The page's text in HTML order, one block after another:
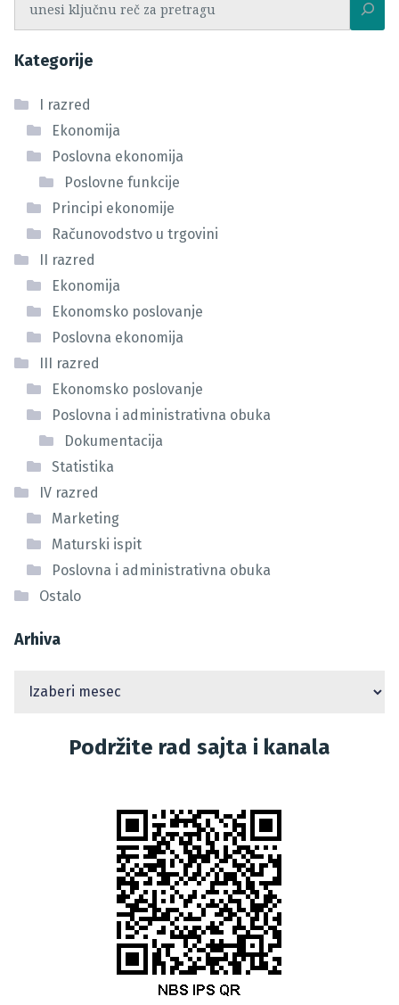
Kategorije
I razred
Ekonomija
Poslovna ekonomija
Poslovne funkcije
Principi ekonomije
Računovodstvo u trgovini
II razred
Ekonomija
Ekonomsko poslovanje
Poslovna ekonomija
III razred
Ekonomsko poslovanje
Poslovna i administrativna obuka
Dokumentacija
Statistika
IV razred
Marketing
Maturski ispit
Poslovna i administrativna obuka
Ostalo
Arhiva
Podržite rad sajta i kanala